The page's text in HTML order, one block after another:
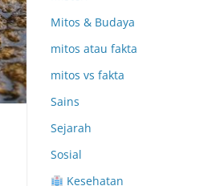
Mitos & Budaya
mitos atau fakta
mitos vs fakta
Sains
Sejarah
Sosial
Kesehatan